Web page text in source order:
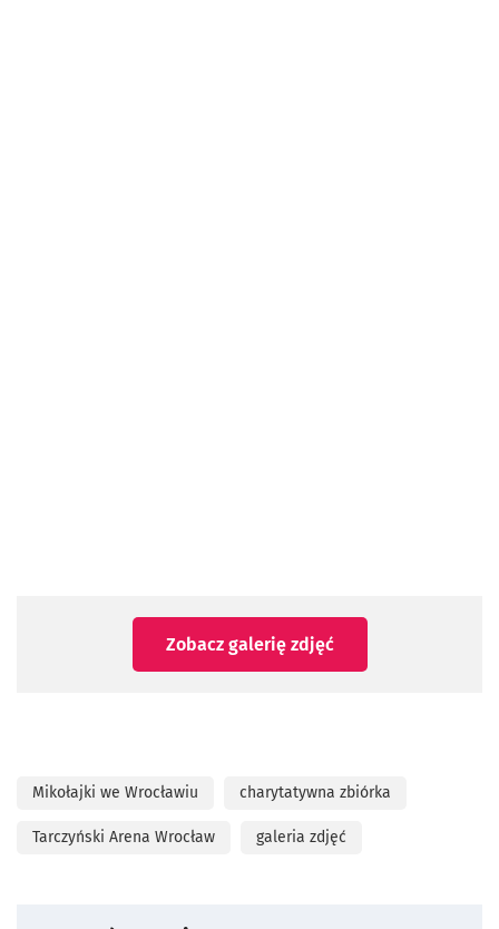
Zobacz galerię zdjęć
Mikołajki we Wrocławiu charytatywna zbiórka
Tarczyński Arena Wrocław galeria zdjęć